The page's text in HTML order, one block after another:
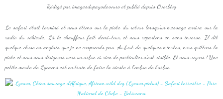
Rédigé par imagesdupaysdesours et publié depuis Overblog
Le safari était terminé et nous étions sur la piste du retour lorsqu'un message arriva sur la
radio du véhicule. Là le chauffeur fait demi-tour, et nous repartons en sens inverse. Il dit
quelque chose en anglais que je ne comprends pas. Au bout de quelques minutes, nous quittons la
piste et nous nous dirigeons vers un arbre où rien de particulier n'est visible. Et nous voyons ! Une
petite meute de Lycaons est en train de faire la sieste à l'ombre de l'arbre.